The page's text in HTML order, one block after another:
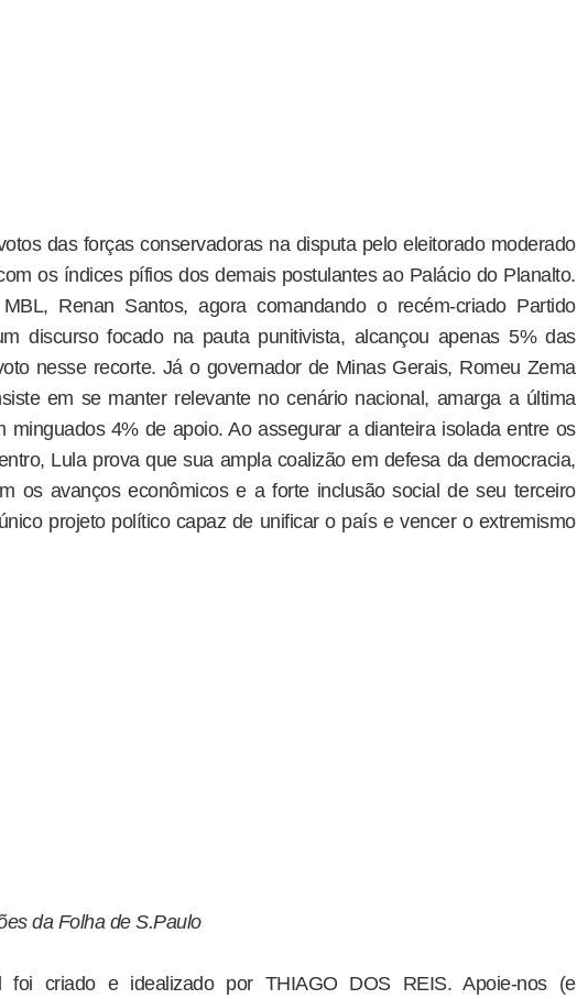
das forças conservadoras na disputa pelo eleitorado moderado
os índices pífios dos demais postulantes ao Palácio do Planalto.
Renan Santos, agora comandando o recém-criado Partido
discurso focado na pauta punitivista, alcançou apenas 5% das
nesse recorte. Já o governador de Minas Gerais, Romeu Zema
em se manter relevante no cenário nacional, amarga a última
minguados 4% de apoio. Ao assegurar a dianteira isolada entre os
Lula prova que sua ampla coalizão em defesa da democracia,
os avanços econômicos e a forte inclusão social de seu terceiro
projeto político capaz de unificar o país e vencer o extremismo
da Folha de S.Paulo
foi criado e idealizado por THIAGO DOS REIS. Apoie-nos (e